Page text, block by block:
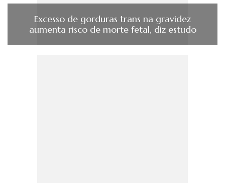
Excesso de gorduras trans na gravidez
aumenta risco de morte fetal, diz estudo